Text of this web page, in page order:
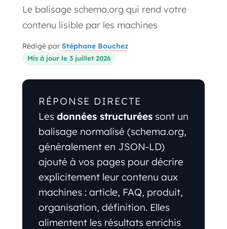
Le balisage schema.org qui rend votre
contenu lisible par les machines
Rédigé par Stéphane Bouchez
Mis à jour le 3 juillet 2026
RÉPONSE DIRECTE
Les données structurées sont un
balisage normalisé (schema.org,
généralement en JSON-LD)
ajouté à vos pages pour décrire
explicitement leur contenu aux
machines : article, FAQ, produit,
organisation, définition. Elles
alimentent les résultats enrichis